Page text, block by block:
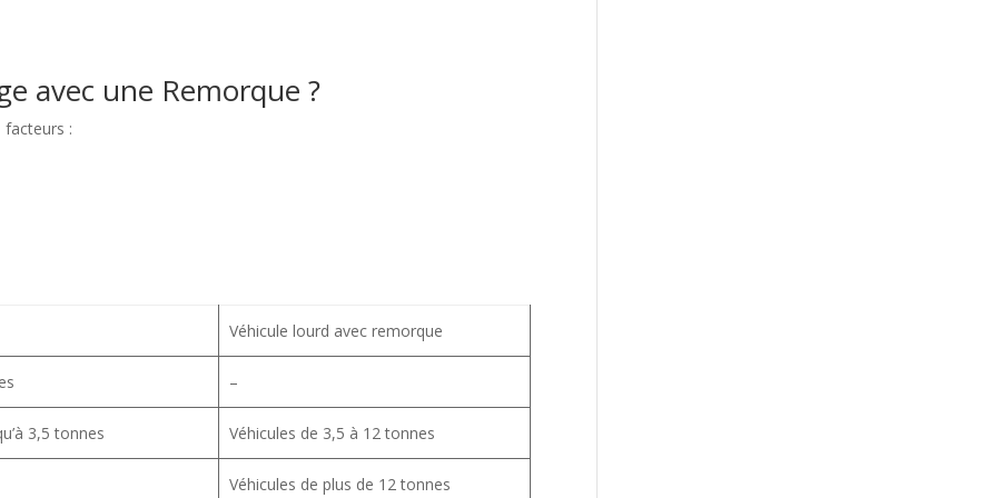
avec une Remorque ?
facteurs :
Véhicule lourd avec remorque
–
3,5 tonnes Véhicules de 3,5 à 12 tonnes
Véhicules de plus de 12 tonnes